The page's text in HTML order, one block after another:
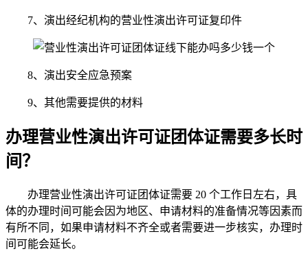
7、演出经纪机构的营业性演出许可证复印件
8、演出安全应急预案
9、其他需要提供的材料
办理营业性演出许可证团体证需要多长时
间？
办理营业性演出许可证团体证需要 20 个工作日左右，具
体的办理时间可能会因为地区、申请材料的准备情况等因素而
有所不同，如果申请材料不齐全或者需要进一步核实，办理时
间可能会延长。